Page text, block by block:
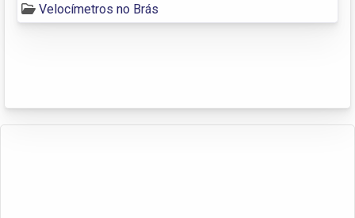
Velocímetros no Brás